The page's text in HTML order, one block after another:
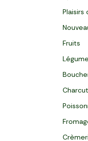
Plaisirs
Fruits